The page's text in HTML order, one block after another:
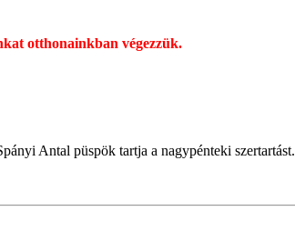
otthonainkban végezzük.
Antal püspök tartja a nagypénteki szertartást.